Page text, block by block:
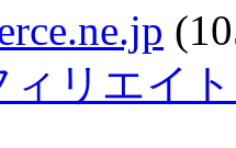
リエイ